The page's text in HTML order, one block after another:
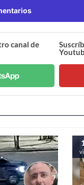
canal de